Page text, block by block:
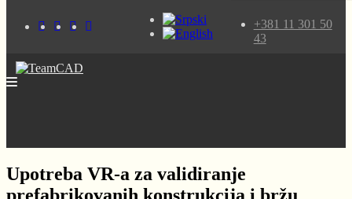
+381 11 301 50
43
Upotreba VR-a za validiranje